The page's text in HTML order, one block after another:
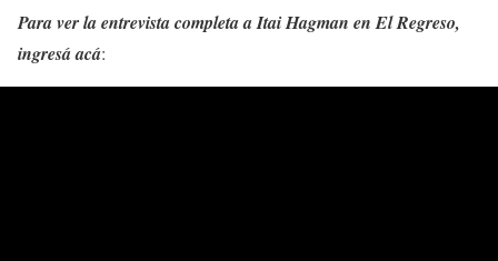
Para ver la entrevista completa a Itai Hagman en El Regreso,
ingresá acá: